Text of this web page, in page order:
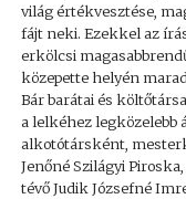
világ értékvesztése,
fájt neki. Ezekkel az
erkölcsi
közepette helyén
Bár barátai és
a lelkéhez legközelebb
alkotótársként,
Jenőné Szilágyi
tévő Judik Józsefné